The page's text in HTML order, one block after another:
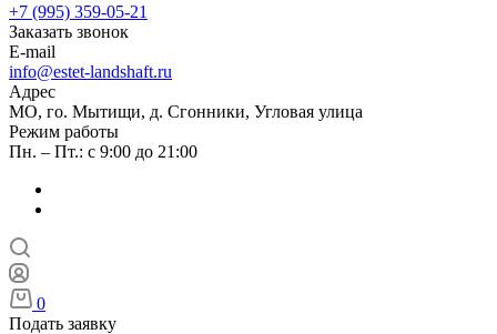
+7 (995) 359-05-21
Заказать звонок
E-mail
info@estet-landshaft.ru
Адрес
МО, го. Мытищи, д. Сгонники, Угловая улица
Режим работы
Пн. – Пт.: с 9:00 до 21:00
0
Подать заявку